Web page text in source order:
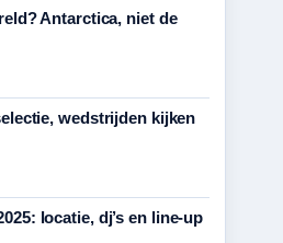
Antarctica, niet de
wedstrijden kijken
locatie, dj’s en line-up